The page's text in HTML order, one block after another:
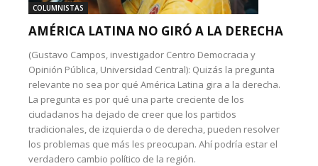
COLUMNISTAS
AMÉRICA LATINA NO GIRÓ A LA DERECHA
(Gustavo Campos, investigador Centro Democracia y
Opinión Pública, Universidad Central): Quizás la pregunta
relevante no sea por qué América Latina gira a la derecha.
La pregunta es por qué una parte creciente de los
ciudadanos ha dejado de creer que los partidos
tradicionales, de izquierda o de derecha, pueden resolver
los problemas que más les preocupan. Ahí podría estar el
verdadero cambio político de la región.